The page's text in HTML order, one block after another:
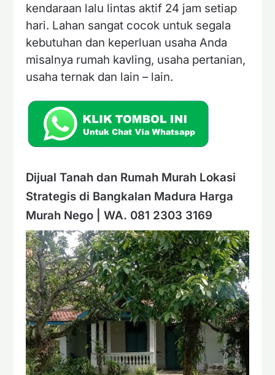
kendaraan lalu lintas aktif 24 jam setiap
hari. Lahan sangat cocok untuk segala
kebutuhan dan keperluan usaha Anda
misalnya rumah kavling, usaha pertanian,
usaha ternak dan lain – lain.
Dijual Tanah dan Rumah Murah Lokasi
Strategis di Bangkalan Madura Harga
Murah Nego | WA. 081 2303 3169